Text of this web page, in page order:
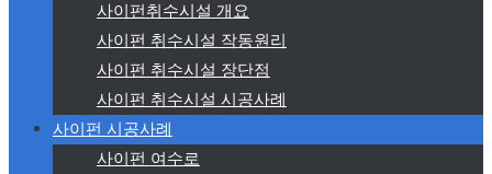
사이펀취수시설 개요
사이펀 취수시설 작동원리
사이펀 취수시설 장단점
사이펀 취수시설 시공사례
사이펀 시공사례
사이펀 여수로